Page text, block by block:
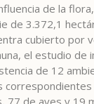
de la
de 3.372,1
cubierto por
el estudio de
de 12
77 de aves y 19